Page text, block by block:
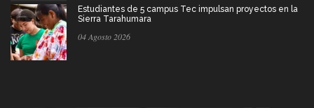
Estudiantes de 5 campus Tec impulsan proyectos en la
Sierra Tarahumara
04 Agosto 2026